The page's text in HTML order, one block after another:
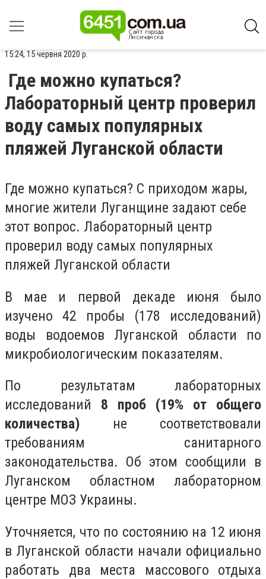
15:24, 15 червня 2020 р.
Где можно купаться?
Лабораторный центр проверил
воду самых популярных
пляжей Луганской области
Где можно купаться? С приходом жары,
многие жители Луганщине задают себе
этот вопрос. Лабораторный центр
проверил воду самых популярных
пляжей Луганской области
В мае и первой декаде июня было
изучено 42 пробы (178 исследований)
воды водоемов Луганской области по
микробиологическим показателям.
По результатам лабораторных
исследований 8 проб (19% от общего
количества) не соответствовали
требованиям санитарного
законодательства. Об этом сообщили в
Луганском областном лабораторном
центре МОЗ Украины.
Уточняется, что по состоянию на 12 июня
в Луганской области начали официально
работать два места массового отдыха